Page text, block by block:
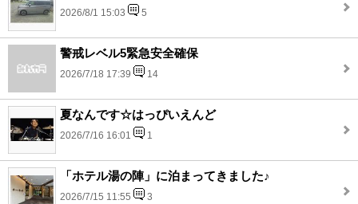
2026/8/1 15:03 5
警戒レベル5緊急安全確保
2026/7/18 17:39 14
夏なんです☆はっぴいえんど
2026/7/16 16:01 1
「ホテル湯の陣」に泊まってきました♪
2026/7/15 11:55 3